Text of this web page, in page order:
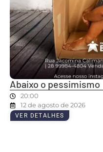
Abaixo o pessimismo
20:00
12 de agosto de 2026
VER DETALHES